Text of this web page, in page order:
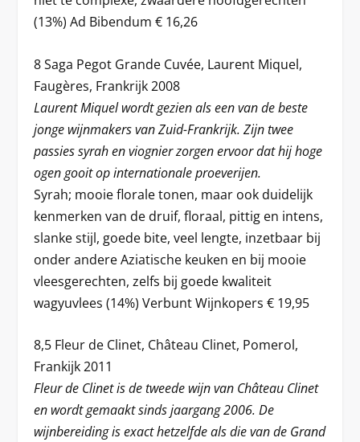
(13%) Ad Bibendum € 16,26
8 Saga Pegot Grande Cuvée, Laurent Miquel,
Faugères, Frankrijk 2008
Laurent Miquel wordt gezien als een van de beste
jonge wijnmakers van Zuid-Frankrijk. Zijn twee
passies syrah en viognier zorgen ervoor dat hij hoge
ogen gooit op internationale proeverijen.
Syrah; mooie florale tonen, maar ook duidelijk
kenmerken van de druif, floraal, pittig en intens,
slanke stijl, goede bite, veel lengte, inzetbaar bij
onder andere Aziatische keuken en bij mooie
vleesgerechten, zelfs bij goede kwaliteit
wagyuvlees (14%) Verbunt Wijnkopers € 19,95
8,5 Fleur de Clinet, Château Clinet, Pomerol,
Frankijk 2011
Fleur de Clinet is de tweede wijn van Château Clinet
en wordt gemaakt sinds jaargang 2006. De
wijnbereiding is exact hetzelfde als die van de Grand